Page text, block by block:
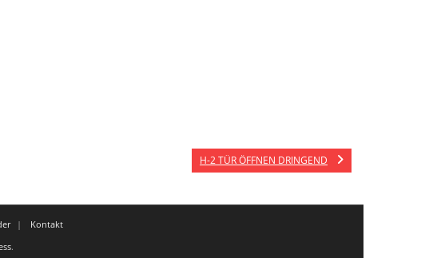
H-2 TÜR ÖFFNEN DRINGEND
Kontakt
.